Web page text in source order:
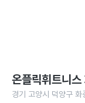
온플릭휘트니스
경기 고양시 덕양구